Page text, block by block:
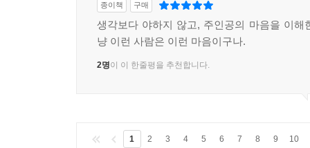
종이책 구매
생각보다 야하지 않고, 주인공의 마음을 이해
냥 이런 사람은 이런 마음이구나.
2명이 이 한줄평을 추천합니다.
1 2 3 4 5 6 7 8 9 10